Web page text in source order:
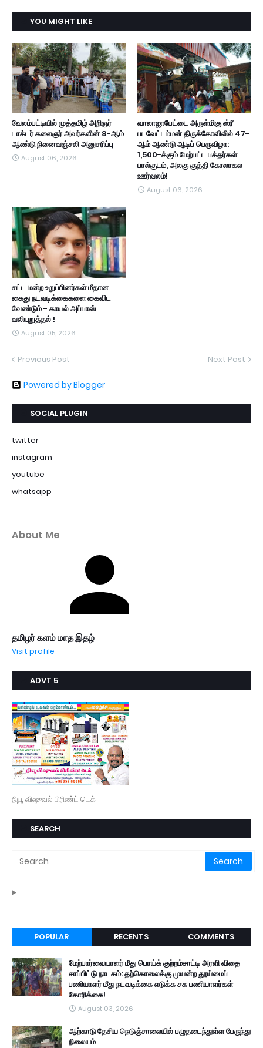
YOU MIGHT LIKE
வேலம்பட்டியில் முத்தமிழ் அறிஞர்
டாக்டர் கலைஞர் அவர்களின் 8-ஆம்
ஆண்டு நினைவஞ்சலி அனுசரிப்பு
August 06, 2026
வாலாஜாபேட்டை அருள்மிகு ஸ்ரீ
படவேட்டம்மன் திருக்கோவிலில் 47-
ஆம் ஆண்டு ஆடிப் பெருவிழா:
1,500-க்கும் மேற்பட்ட பக்தர்கள்
பால்குடம், அலகு குத்தி கோலாகல
ஊர்வலம்!
August 06, 2026
சட்ட மன்ற உறுப்பினர்கள் மீதான
கைது நடவடிக்கைகளை கைவிட
வேண்டும் - காயல் அப்பாஸ்
வலியுறுத்தல் !
August 05, 2026
Previous Post Next Post
Powered by Blogger
SOCIAL PLUGIN
twitter
instagram
youtube
whatsapp
About Me
தமிழர் களம் மாத இதழ்
Visit profile
ADVT 5
நியூ விஷுவல் பிரிண்ட் டெக்
SEARCH
POPULAR RECENTS COMMENTS
மேற்பார்வையாளர் மீது பொய்க் குற்றம்சாட்டி அரளி விதை
சாப்பிட்டு நாடகம்: தற்கொலைக்கு முயன்ற தூய்மைப்
பணியாளர் மீது நடவடிக்கை எடுக்க சக பணியாளர்கள்
கோரிக்கை!
August 03, 2026
ஆற்காடு தேசிய நெடுஞ்சாலையில் பழுதடைந்துள்ள பேருந்து
நிலையம்